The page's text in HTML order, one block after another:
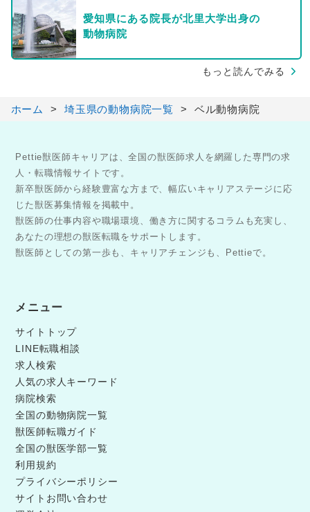
愛知県にある院長が北里大学出身の
動物病院
もっと読んでみる
ホーム 埼玉県の動物病院一覧 ベル動物病院
Pettie獣医師キャリアは、全国の獣医師求人を網羅した専門の求
人・転職情報サイトです。
新卒獣医師から経験豊富な方まで、幅広いキャリアステージに応
じた獣医募集情報を掲載中。
獣医師の仕事内容や職場環境、働き方に関するコラムも充実し、
あなたの理想の獣医転職をサポートします。
獣医師としての第一歩も、キャリアチェンジも、Pettieで。
メニュー
サイトトップ
LINE転職相談
求人検索
人気の求人キーワード
病院検索
全国の動物病院一覧
獣医師転職ガイド
全国の獣医学部一覧
利用規約
プライバシーポリシー
サイトお問い合わせ